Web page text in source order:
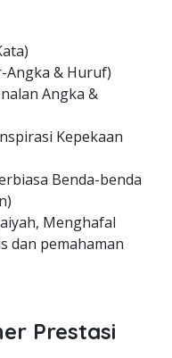
Angka & Huruf)
Angka &
Kepekaan
Benda-benda
Menghafal
dan pemahaman
Prestasi